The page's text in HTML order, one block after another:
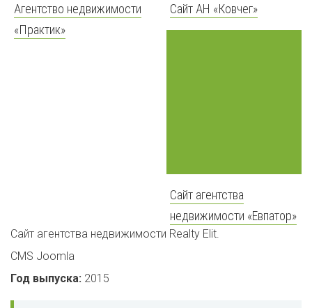
Агентство недвижимости
«Практик»
Сайт АН «Ковчег»
Сайт агентства
недвижимости «Евпатор»
Сайт агентства недвижимости Realty Elit.
CMS Joomla
Год выпуска: 2015